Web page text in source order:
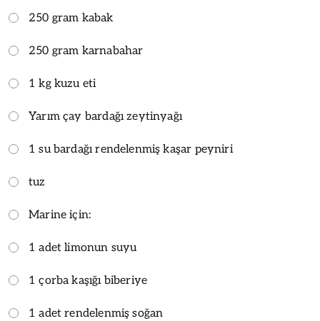
250 gram kabak
250 gram karnabahar
1 kg kuzu eti
Yarım çay bardağı zeytinyağı
1 su bardağı rendelenmiş kaşar peyniri
tuz
Marine için:
1 adet limonun suyu
1 çorba kaşığı biberiye
1 adet rendelenmiş soğan